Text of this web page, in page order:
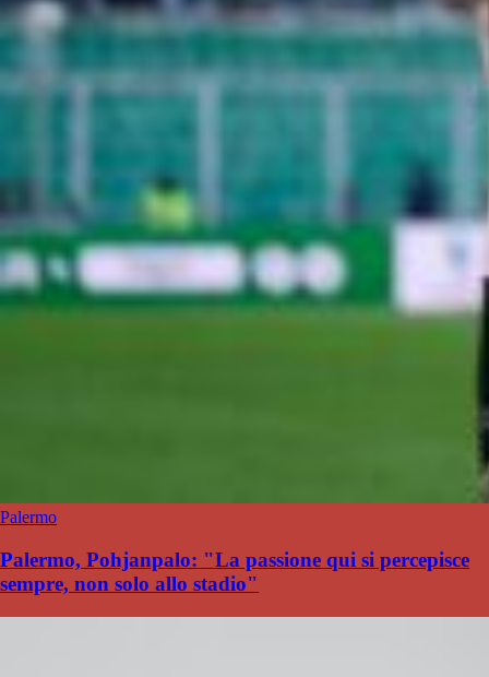
Palermo
Palermo, Pohjanpalo: "La passione qui si percepisce
sempre, non solo allo stadio"